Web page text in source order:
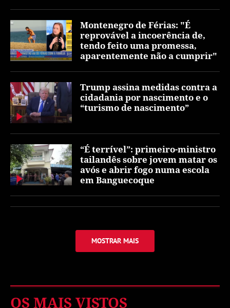
Montenegro de Férias: "É
reprovável a incoerência de,
tendo feito uma promessa,
aparentemente não a cumprir"
Trump assina medidas contra a
cidadania por nascimento e o
“turismo de nascimento”
“É terrível”: primeiro-ministro
tailandês sobre jovem matar os
avós e abrir fogo numa escola
em Banguecoque
MOSTRAR MAIS
OS MAIS VISTOS